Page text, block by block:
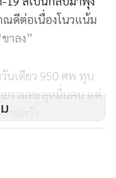
ดีต่อเนื่องโนวแน้ม
าลง”
นเดียว 950 ศพ ทุบ
ยรวมทะลุหมื่นคน แต่
มหวัง
งาน’ หยุดการแพร่